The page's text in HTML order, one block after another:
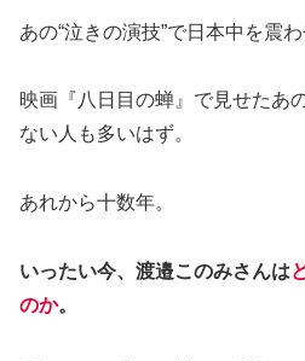
あの“泣きの演技”で日本中を震
映画『八日目の蝉』で見せたあ
ない人も多いはず。
あれから十数年。
いったい今、渡邉このみさんは
のか。